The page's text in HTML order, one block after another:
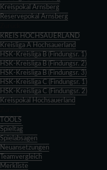
Kreispokal Arnsberg
Reservepokal Arnsberg
KREIS HOCHSAUERLAND
Kreisliga A Hochsauerland
HSK-Kreisliga B (Findungsr. 1)
HSK-Kreisliga B (Findungsr. 2)
HSK-Kreisliga B (Findungsr. 3)
HSK-Kreisliga C (Findungsr. 1)
HSK-Kreisliga C (Findungsr. 2)
Kreispokal Hochsauerland
TOOLS
Spieltag
Spielabsagen
Neuansetzungen
Teamvergleich
Merkliste